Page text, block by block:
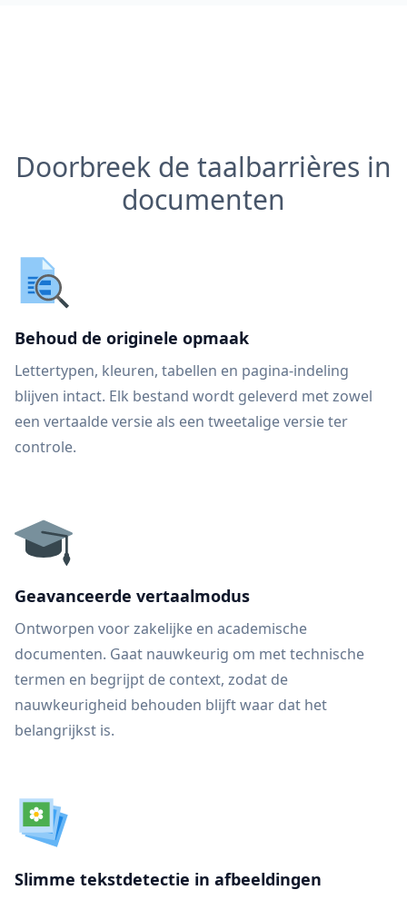
Doorbreek de taalbarrières in
documenten
Behoud de originele opmaak
Lettertypen, kleuren, tabellen en pagina-indeling
blijven intact. Elk bestand wordt geleverd met zowel
een vertaalde versie als een tweetalige versie ter
controle.
Geavanceerde vertaalmodus
Ontworpen voor zakelijke en academische
documenten. Gaat nauwkeurig om met technische
termen en begrijpt de context, zodat de
nauwkeurigheid behouden blijft waar dat het
belangrijkst is.
Slimme tekstdetectie in afbeeldingen